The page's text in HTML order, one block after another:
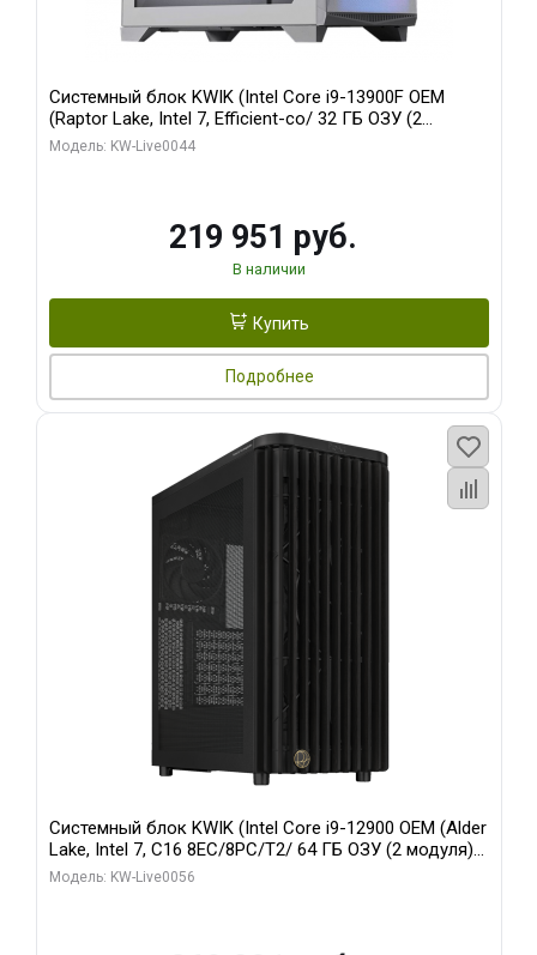
Системный блок KWIK (Intel Core i9-13900F OEM
(Raptor Lake, Intel 7, Efficient-co/ 32 ГБ ОЗУ (2
модуля)/ Gigabyte RTX5070Ti AERO OC 16GB GDDR7
Модель: KW-Live0044
219 951 руб.
В наличии
Купить
Подробнее
Системный блок KWIK (Intel Core i9-12900 OEM (Alder
Lake, Intel 7, C16 8EC/8PC/T2/ 64 ГБ ОЗУ (2 модуля)/
Palit RTX5080 INFINITY 3 OC 16GB GDDR7 256bit 3xDP
Модель: KW-Live0056